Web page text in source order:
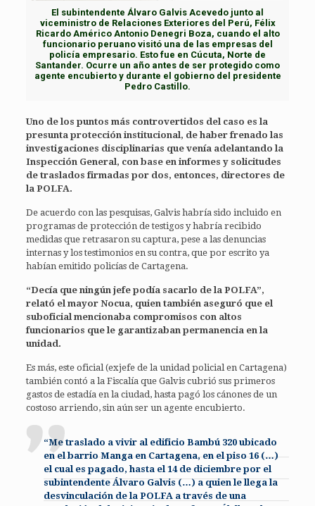
El subintendente Álvaro Galvis Acevedo junto al
viceministro de Relaciones Exteriores del Perú, Félix
Ricardo Américo Antonio Denegri Boza, cuando el alto
funcionario peruano visitó una de las empresas del
policía empresario. Esto fue en Cúcuta, Norte de
Santander. Ocurre un año antes de ser protegido como
agente encubierto y durante el gobierno del presidente
Pedro Castillo.
Uno de los puntos más controvertidos del caso es la
presunta protección institucional, de haber frenado las
investigaciones disciplinarias que venía adelantando la
Inspección General, con base en informes y solicitudes
de traslados firmadas por dos, entonces, directores de
la POLFA.
De acuerdo con las pesquisas, Galvis habría sido incluido en
programas de protección de testigos y habría recibido
medidas que retrasaron su captura, pese a las denuncias
internas y los testimonios en su contra, que por escrito ya
habían emitido policías de Cartagena.
“Decía que ningún jefe podía sacarlo de la POLFA”,
relató el mayor Nocua, quien también aseguró que el
suboficial mencionaba compromisos con altos
funcionarios que le garantizaban permanencia en la
unidad.
Es más, este oficial (exjefe de la unidad policial en Cartagena)
también contó a la Fiscalía que Galvis cubrió sus primeros
gastos de estadía en la ciudad, hasta pagó los cánones de un
costoso arriendo, sin aún ser un agente encubierto.
“Me traslado a vivir al edificio Bambú 320 ubicado
en el barrio Manga en Cartagena, en el piso 16 (…)
el cual es pagado, hasta el 14 de diciembre por el
subintendente Álvaro Galvis (…) a quien le llega la
desvinculación de la POLFA a través de una